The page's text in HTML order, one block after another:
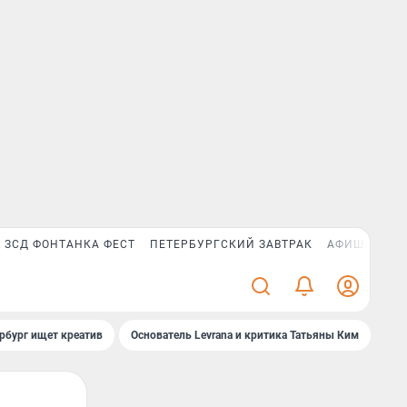
ЗСД ФОНТАНКА ФЕСТ ПЕТЕРБУРГСКИЙ ЗАВТРАК АФИША PLUS
ищет креатив Основатель Levrana и критика Татьяны Ким